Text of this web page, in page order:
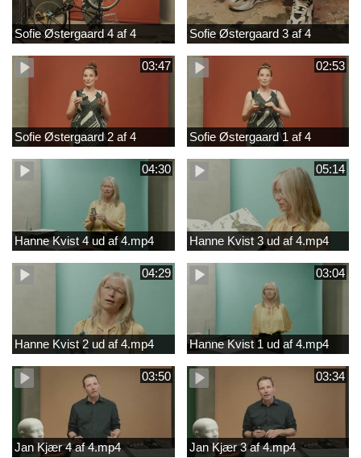
Sofie Østergaard 4 af 4 Sofie Østergaard 3 af 4
03:47
Sofie Østergaard 2 af 4
02:53
Sofie Østergaard 1 af 4
04:30
Hanne Kvist 4 ud af 4.mp4
05:14
Hanne Kvist 3 ud af 4.mp4
04:29
Hanne Kvist 2 ud af 4.mp4
03:04
Hanne Kvist 1 ud af 4.mp4
03:50
Jan Kjær 4 af 4.mp4
03:34
Jan Kjær 3 af 4.mp4